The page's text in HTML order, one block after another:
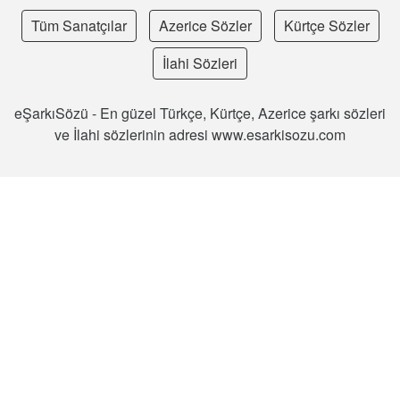
Tüm Sanatçılar Azerice Sözler
Kürtçe Sözler
İlahi Sözleri
eŞarkıSözü - En güzel Türkçe, Kürtçe, Azerice şarkı sözleri
ve İlahi sözlerinin adresi www.esarkisozu.com